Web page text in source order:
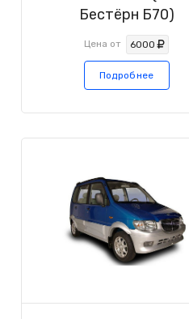
Бестёрн Б70)
Цена от 6000
Подробнее